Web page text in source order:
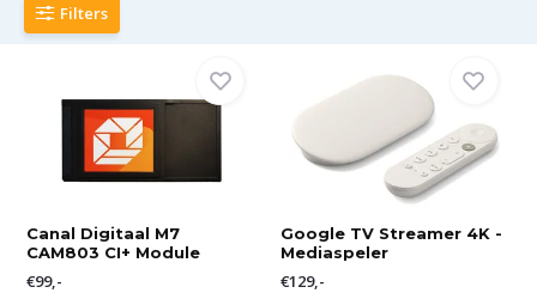
Filters
Canal Digitaal M7
CAM803 CI+ Module
€99,-
Google TV Streamer 4K -
Mediaspeler
€129,-